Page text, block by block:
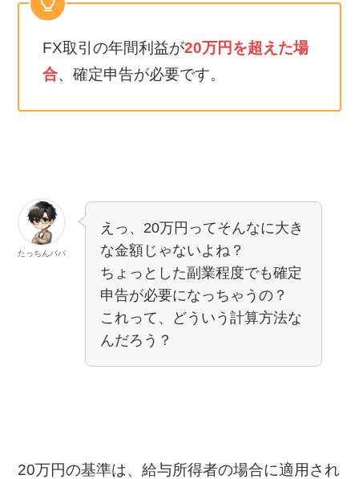
FX取引の年間利益が20万円を超えた場
合、確定申告が必要です。
たっちんパパ
えっ、20万円ってそんなに大き
な金額じゃないよね？
ちょっとした副業程度でも確定
申告が必要になっちゃうの？
これって、どういう計算方法な
んだろう？
20万円の基準は、給与所得者の場合に適用され